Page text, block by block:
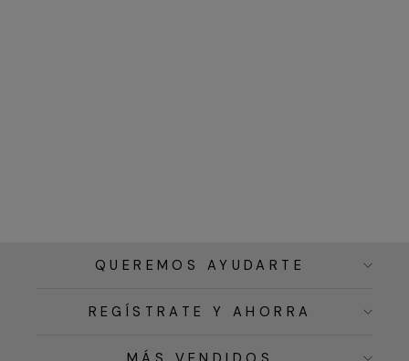
QUEREMOS AYUDARTE
REGÍSTRATE Y AHORRA